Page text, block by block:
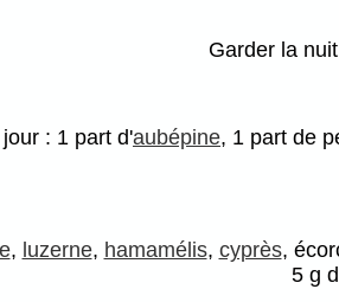
Garder la
: 1 part d'aubépine, 1 part de
, luzerne, hamamélis, cyprès,
5 g